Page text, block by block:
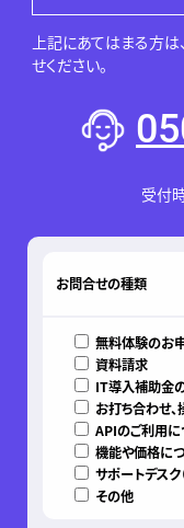
上記にあてはまる方
せください。
受付
このフィールドは空のま
お問合せの種類
無料体験のお
資料請求
IT導入補助金
お打ち合わせ
APIのご利用に
機能や価格に
サポートデスク
その他